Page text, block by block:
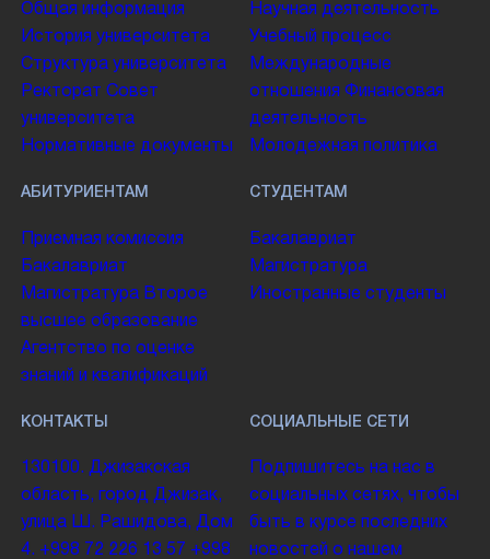
Общая информация
История университета
Структура университета
Ректорат Совет
университета
Нормативные документы
Научная деятельность
Учебный процесс
Международные
отношения Финансовая
деятельность
Молодежная политика
АБИТУРИЕНТАМ
Приемная комиссия
Бакалавриат
Магистратура Второе
высшее образование
Агентство по оценке
знаний и квалификаций
СТУДЕНТАМ
Бакалавриат
Магистратура
Иностранные студенты
КОНТАКТЫ
130100. Джизакская
область, город Джизак,
улица Ш. Рашидова, Дом
4. +998 72 226 13 57 +998
СОЦИАЛЬНЫЕ СЕТИ
Подпишитесь на нас в
социальных сетях, чтобы
быть в курсе последних
новостей о нашем